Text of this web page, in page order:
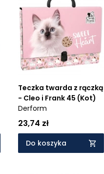
Teczka twarda z rączką
- Cleo i Frank 45 (Kot)
Derform
23,74 zł
Do koszyka